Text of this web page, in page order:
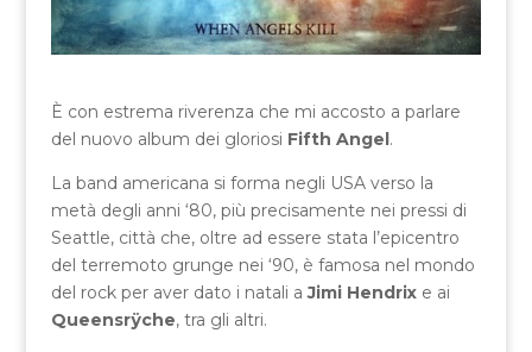
È con estrema riverenza che mi accosto a parlare
del nuovo album dei gloriosi Fifth Angel.
La band americana si forma negli USA verso la
metà degli anni ‘80, più precisamente nei pressi di
Seattle, città che, oltre ad essere stata l’epicentro
del terremoto grunge nei ‘90, è famosa nel mondo
del rock per aver dato i natali aJimi Hendrixe ai
Queensrÿche, tra gli altri.